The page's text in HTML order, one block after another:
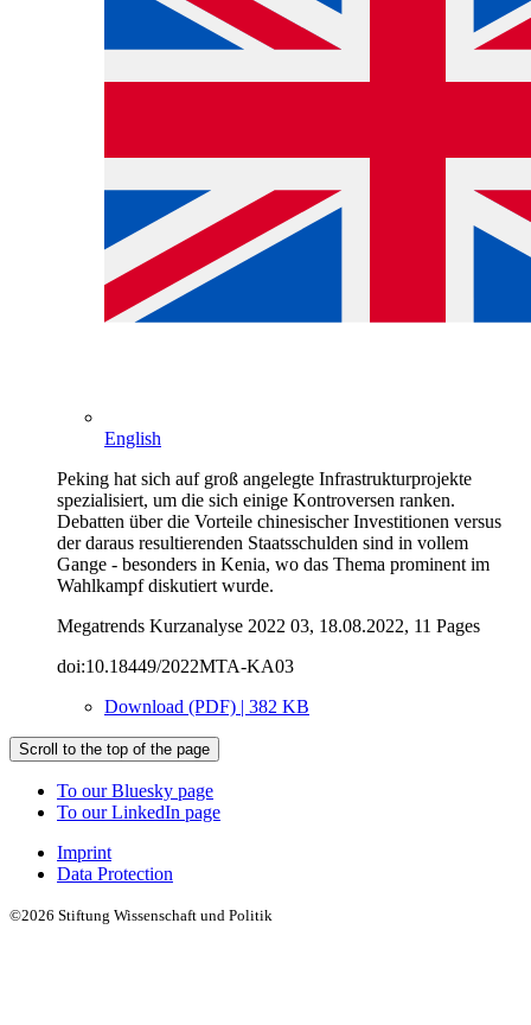
English
Peking hat sich auf groß angelegte Infrastrukturprojekte
spezialisiert, um die sich einige Kontroversen ranken.
Debatten über die Vorteile chinesischer Investitionen versus
der daraus resultierenden Staatsschulden sind in vollem
Gange - besonders in Kenia, wo das Thema prominent im
Wahlkampf diskutiert wurde.
Megatrends Kurzanalyse 2022 03, 18.08.2022, 11 Pages
doi:10.18449/2022MTA-KA03
Download (PDF) | 382 KB
Scroll to the top of the page
To our Bluesky page
To our LinkedIn page
Imprint
Data Protection
©2026 Stiftung Wissenschaft und Politik